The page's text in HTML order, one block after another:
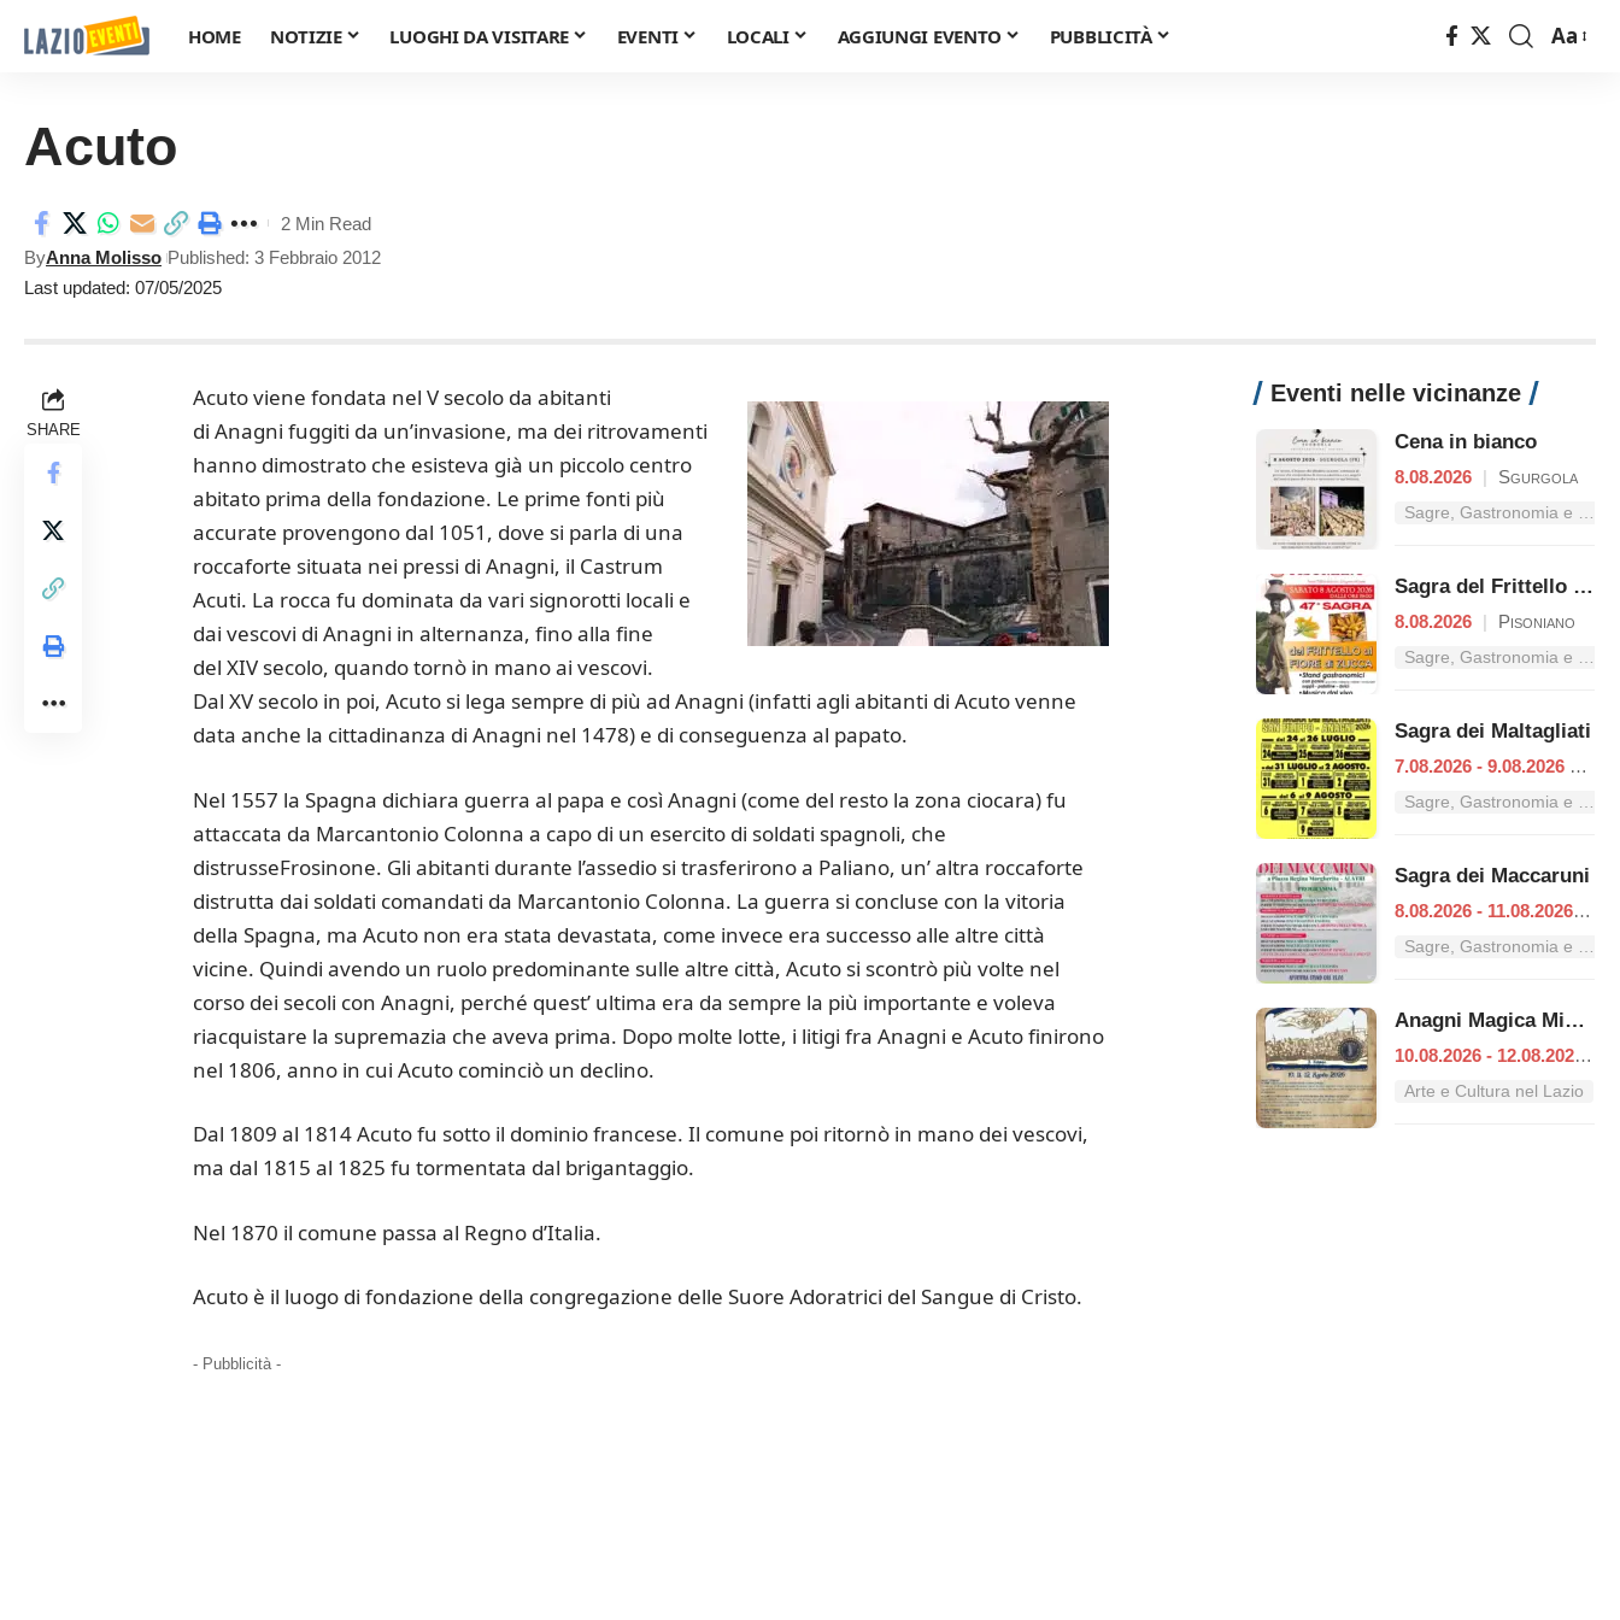
HOME NOTIZIE LUOGHI DA VISITARE EVENTI LOCALI AGGIUNGI EVENTO PUBBLICITÀ
Font
Aa
Acuto
Last updated: 07/05/2025
ByAnna Molisso Published: 3 Febbraio 2012
2 Min Read
SHARE
Acuto viene fondata nel V secolo da abitanti
di Anagni fuggiti da un’invasione, ma dei ritrovamenti
hanno dimostrato che esisteva già un piccolo centro
abitato prima della fondazione. Le prime fonti più
accurate provengono dal 1051, dove si parla di una
roccaforte situata nei pressi di Anagni, il Castrum
Acuti. La rocca fu dominata da vari signorotti locali e
dai vescovi di Anagni in alternanza, fino alla fine
del XIV secolo, quando tornò in mano ai vescovi.
Dal XV secolo in poi, Acuto si lega sempre di più ad Anagni (infatti agli abitanti di Acuto venne
data anche la cittadinanza di Anagni nel 1478) e di conseguenza al papato.
Nel 1557 la Spagna dichiara guerra al papa e così Anagni (come del resto la zona ciocara) fu
attaccata da Marcantonio Colonna a capo di un esercito di soldati spagnoli, che
distrusseFrosinone. Gli abitanti durante l’assedio si trasferirono a Paliano, un’ altra roccaforte
distrutta dai soldati comandati da Marcantonio Colonna. La guerra si concluse con la vitoria
della Spagna, ma Acuto non era stata devastata, come invece era successo alle altre città
vicine. Quindi avendo un ruolo predominante sulle altre città, Acuto si scontrò più volte nel
corso dei secoli con Anagni, perché quest’ ultima era da sempre la più importante e voleva
riacquistare la supremazia che aveva prima. Dopo molte lotte, i litigi fra Anagni e Acuto finirono
nel 1806, anno in cui Acuto cominciò un declino.
Dal 1809 al 1814 Acuto fu sotto il dominio francese. Il comune poi ritornò in mano dei vescovi,
ma dal 1815 al 1825 fu tormentata dal brigantaggio.
Nel 1870 il comune passa al Regno d’Italia.
Acuto è il luogo di fondazione della congregazione delle Suore Adoratrici del Sangue di Cristo.
- Pubblicità -
Eventi nelle vicinanze
Cena in bianco
8.08.2026 | Sgurgola
Sagre, Gastronomia e Tradizioni nel Lazio
Sagra del Frittello al Fiore di Zucca
8.08.2026 | Pisoniano
Sagre, Gastronomia e Tradizioni nel Lazio
Sagra dei Maltagliati
7.08.2026 - 9.08.2026 |
Sagre, Gastronomia e Tradizioni nel Lazio
Sagra dei Maccaruni
8.08.2026 - 11.08.2026
|
Sagre, Gastronomia e Tradizioni nel Lazio
Anagni Magica Misteriosa
10.08.2026 - 12.08.2026
Arte e Cultura nel Lazio